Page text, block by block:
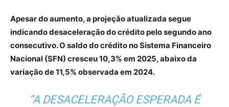
Apesar do aumento, a projeção atualizada segue
indicando desaceleração do crédito pelo segundo ano
consecutivo. O saldo do crédito no Sistema Financeiro
Nacional (SFN) cresceu 10,3% em 2025, abaixo da
variação de 11,5% observada em 2024.
“A DESACELERAÇÃO ESPERADA É